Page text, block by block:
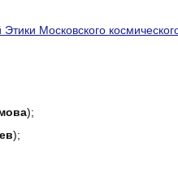
Московского
);
);